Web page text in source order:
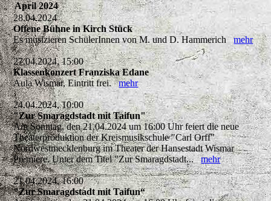
April 2024
28.04.2024
Offene Bühne in Kirch Stück
Es musizieren SchülerInnen von M. und D. Hammerichmehr
27.04.2024, 15:00
Klassenkonzert Franziska Edane
Aula Wismar, Eintritt frei.mehr
24.04.2024, 10:00
"Zur Smaragdstadt mit Taifun"
Am Sonntag, den 21.04.2024 um 16:00 Uhr feiert die neue
Theaterproduktion der Kreismusikschule "Carl Orff"
Nordwestmecklenburg im Theater der Hansestadt Wismar
Premiere. Unter dem Titel "Zur Smaragdstadt...mehr
21.04.2024, 16:00
"Zur Smaragdstadt mit Taifun“